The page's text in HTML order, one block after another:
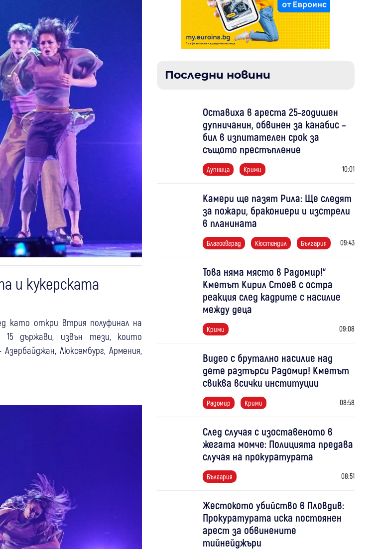
и кукерската
като откри втрия полуфинал на
15 държави, извън тези, които
Люксембург, Армения,
Последни новини
Оставиха в ареста 25-годишен
дупничанин, обвинен за канабис –
бил в изпитателен срок за
същото престъпление
Дупница Крими 10:01
Камери ще пазят Рила: Ще следят
за пожари, бракониери и изстрели
в планината
Благоевград Кюстендил България 09:43
Това няма място в Радомир!“
Кметът Кирил Стоев с остра
реакция след кадрите с насилие
между деца
Крими 09:08
Видео с брутално насилие над
дете разтърси Радомир! Кметът
свиква всички институции
Радомир Крими 08:58
След случая с изоставеното в
жегата момче: Полицията предава
случая на прокуратурата
България 08:51
Жестокото убийство в Пловдив:
Прокуратурата иска постоянен
арест за обвинените
тийнейджъри